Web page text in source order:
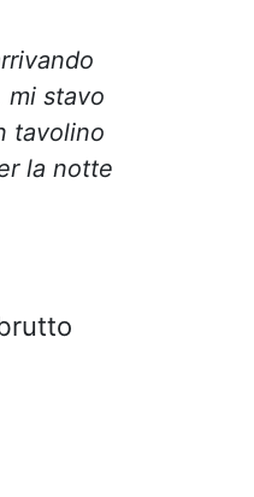
mi stavo
tavolino
la notte